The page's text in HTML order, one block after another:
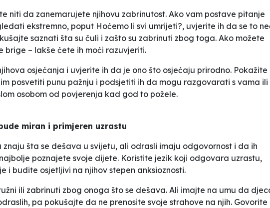
niti da zanemarujete njihovu zabrinutost. Ako vam postave pitanje
ekstremno, poput Hoćemo li svi umrijeti?, uvjerite ih da se to
saznati šta su čuli i zašto su zabrinuti zbog toga. Ako možete
brige – lakše ćete ih moći razuvjeriti.
osjećanja i uvjerite ih da je ono što osjećaju prirodno. Pokažite
posvetiti punu pažnju i podsjetiti ih da mogu razgovarati s vama ili
osobom od povjerenja kad god to požele.
miran i primjeren uzrastu
šta se dešava u svijetu, ali odrasli imaju odgovornost i da ih
poznajete svoje dijete. Koristite jezik koji odgovara uzrastu,
i budite osjetljivi na njihov stepen anksioznosti.
ili zabrinuti zbog onoga što se dešava. Ali imajte na umu da
pa pokušajte da ne prenosite svoje strahove na njih. Govorite